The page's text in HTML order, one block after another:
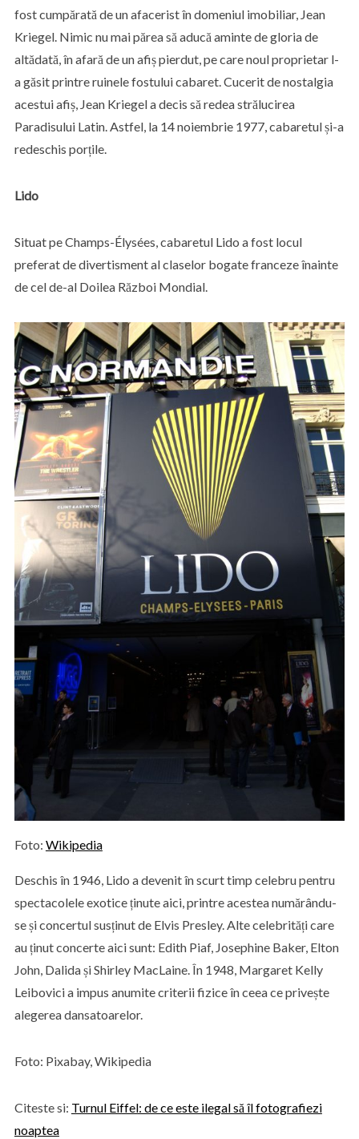
fost cumpărată de un afacerist în domeniul imobiliar, Jean
Kriegel. Nimic nu mai părea să aducă aminte de gloria de
altădată, în afară de un afiș pierdut, pe care noul proprietar l-
a găsit printre ruinele fostului cabaret. Cucerit de nostalgia
acestui afiș, Jean Kriegel a decis să redea strălucirea
Paradisului Latin. Astfel, la 14 noiembrie 1977, cabaretul și-a
redeschis porțile.
Lido
Situat pe Champs-Élysées, cabaretul Lido a fost locul
preferat de divertisment al claselor bogate franceze înainte
de cel de-al Doilea Război Mondial.
Foto: Wikipedia
Deschis în 1946, Lido a devenit în scurt timp celebru pentru
spectacolele exotice ținute aici, printre acestea numărându-
se și concertul susținut de Elvis Presley. Alte celebrități care
au ținut concerte aici sunt: Edith Piaf, Josephine Baker, Elton
John, Dalida și Shirley MacLaine. În 1948, Margaret Kelly
Leibovici a impus anumite criterii fizice în ceea ce privește
alegerea dansatoarelor.
Foto: Pixabay, Wikipedia
Citeste si: Turnul Eiffel: de ce este ilegal să îl fotografiezi
noaptea